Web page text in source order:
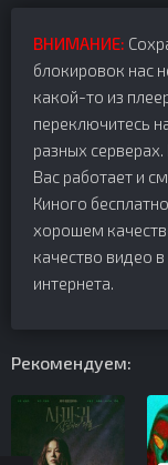
ВНИМАНИЕ:
блокировок нас
какой-то из
переключитесь
разных
Вас работает и
Киного
хорошем
качество видео
интернета.
Рекомендуем: